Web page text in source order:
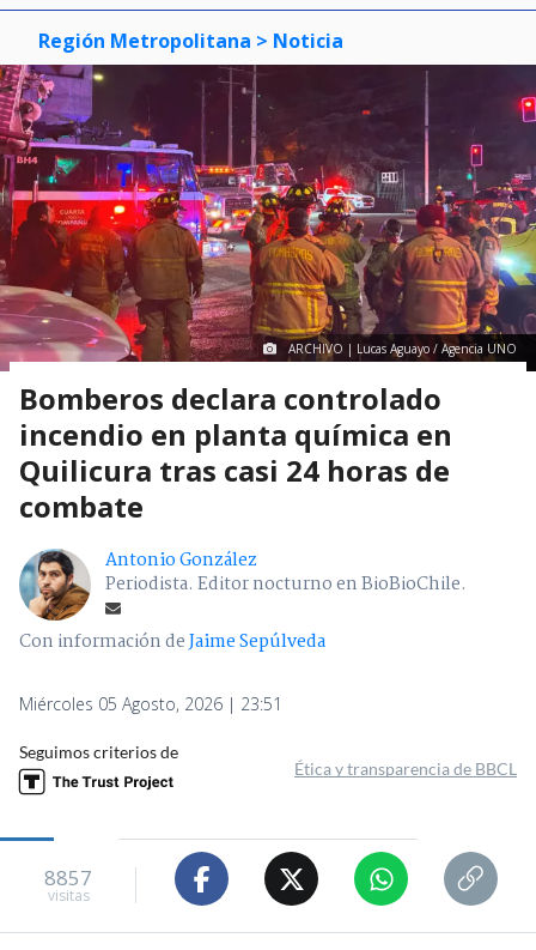
Región Metropolitana > Noticia
ARCHIVO | Lucas Aguayo / Agencia UNO
Bomberos declara controlado
incendio en planta química en
Quilicura tras casi 24 horas de
combate
Antonio González
Periodista. Editor nocturno en BioBioChile.
Con información deJaime Sepúlveda
Miércoles 05 Agosto, 2026 | 23:51
Seguimos criterios de
Ética y transparencia de BBCL
8857
visitas